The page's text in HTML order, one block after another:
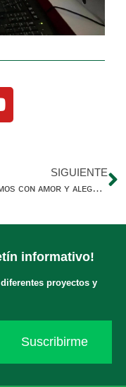
SIGUIENTE
¡sᴇʀᴠɪᴍᴏs ᴄᴏɴ ᴀᴍᴏʀ ʏ ᴀʟᴇɢʀɪ́ᴀ! 🤲🏻❤️
informativo!
proyectos y